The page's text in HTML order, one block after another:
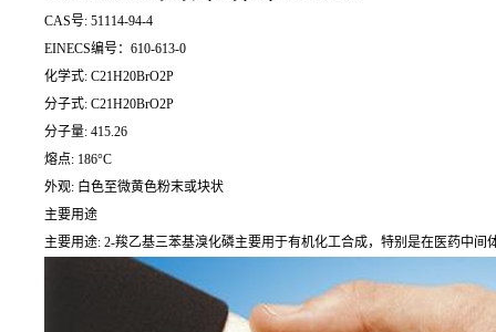
CAS号: 51114-94-4
EINECS编号：610-613-0
化学式: C21H20BrO2P
分子式: C21H20BrO2P
分子量: 415.26
熔点: 186°C
外观: 白色至微黄色粉末或块状
主要用途
主要用途: 2-羧乙基三苯基溴化磷主要用于有机化工合成，特别是在医药中间